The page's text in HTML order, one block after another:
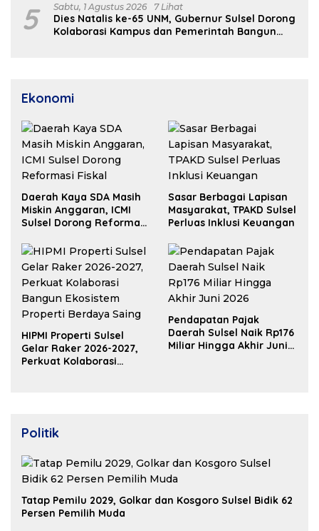
5 Sabtu, 1 Agustus 2026 7 Lihat
Dies Natalis ke-65 UNM, Gubernur Sulsel Dorong
Kolaborasi Kampus dan Pemerintah Bangun
Ekonomi
Daerah Kaya SDA Masih
Miskin Anggaran, ICMI
Sulsel Dorong Reformasi
Sasar Berbagai Lapisan
Masyarakat, TPAKD Sulsel
Perluas Inklusi Keuangan
HIPMI Properti Sulsel
Gelar Raker 2026-2027,
Perkuat Kolaborasi
Pendapatan Pajak
Daerah Sulsel Naik Rp176
Miliar Hingga Akhir Juni
Politik
Tatap Pemilu 2029, Golkar dan Kosgoro Sulsel Bidik 62
Persen Pemilih Muda